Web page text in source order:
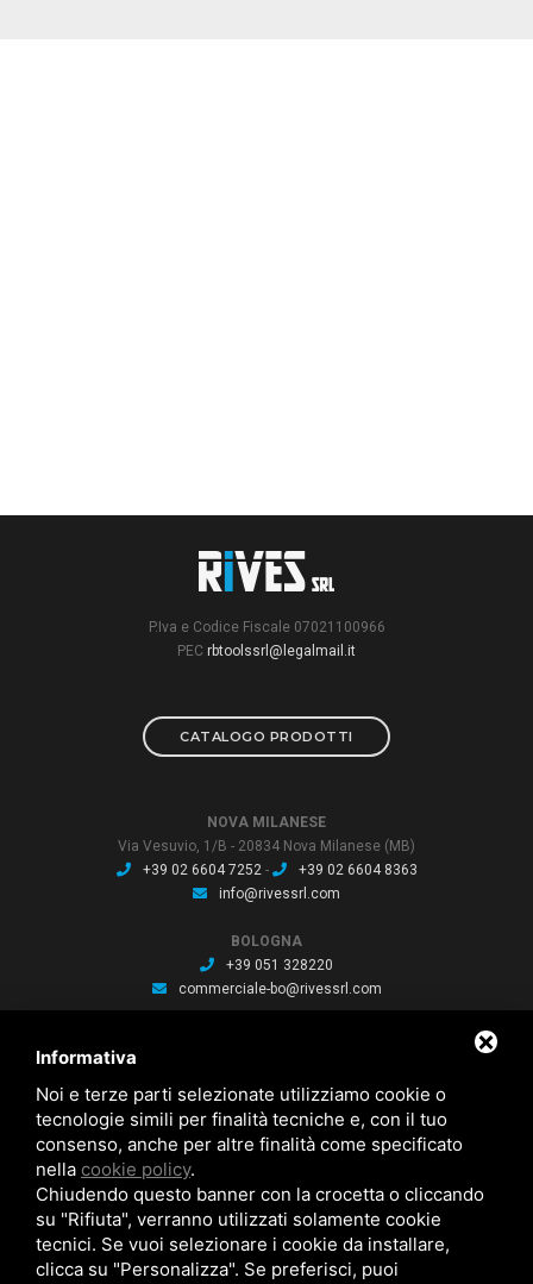
P.Iva e Codice Fiscale 07021100966
PEC rbtoolssrl@legalmail.it
CATALOGO PRODOTTI
NOVA MILANESE
Via Vesuvio, 1/B - 20834 Nova Milanese (MB)
+39 02 6604 7252-
+39 02 6604 8363
info@rivessrl.com
BOLOGNA
+39 051 328220
commerciale-bo@rivessrl.com
commerciale-pn@rivessrl.com
ULTIME NEWS
Nuova BP smart installata: Nuova BP smart installata
Nuova bussola Agathon: Nuova bussola Agathon per stampaggio
plastica
Brochure saldatura: Brochure saldatura Lase one WS fili per saldatura
Informativa
Noi e terze parti selezionate utilizziamo cookie o
tecnologie simili per finalità tecniche e, con il tuo
consenso, anche per altre finalità come specificato
nella cookie policy.
Chiudendo questo banner con la crocetta o cliccando
su "Rifiuta", verranno utilizzati solamente cookie
tecnici. Se vuoi selezionare i cookie da installare,
clicca su "Personalizza". Se preferisci, puoi